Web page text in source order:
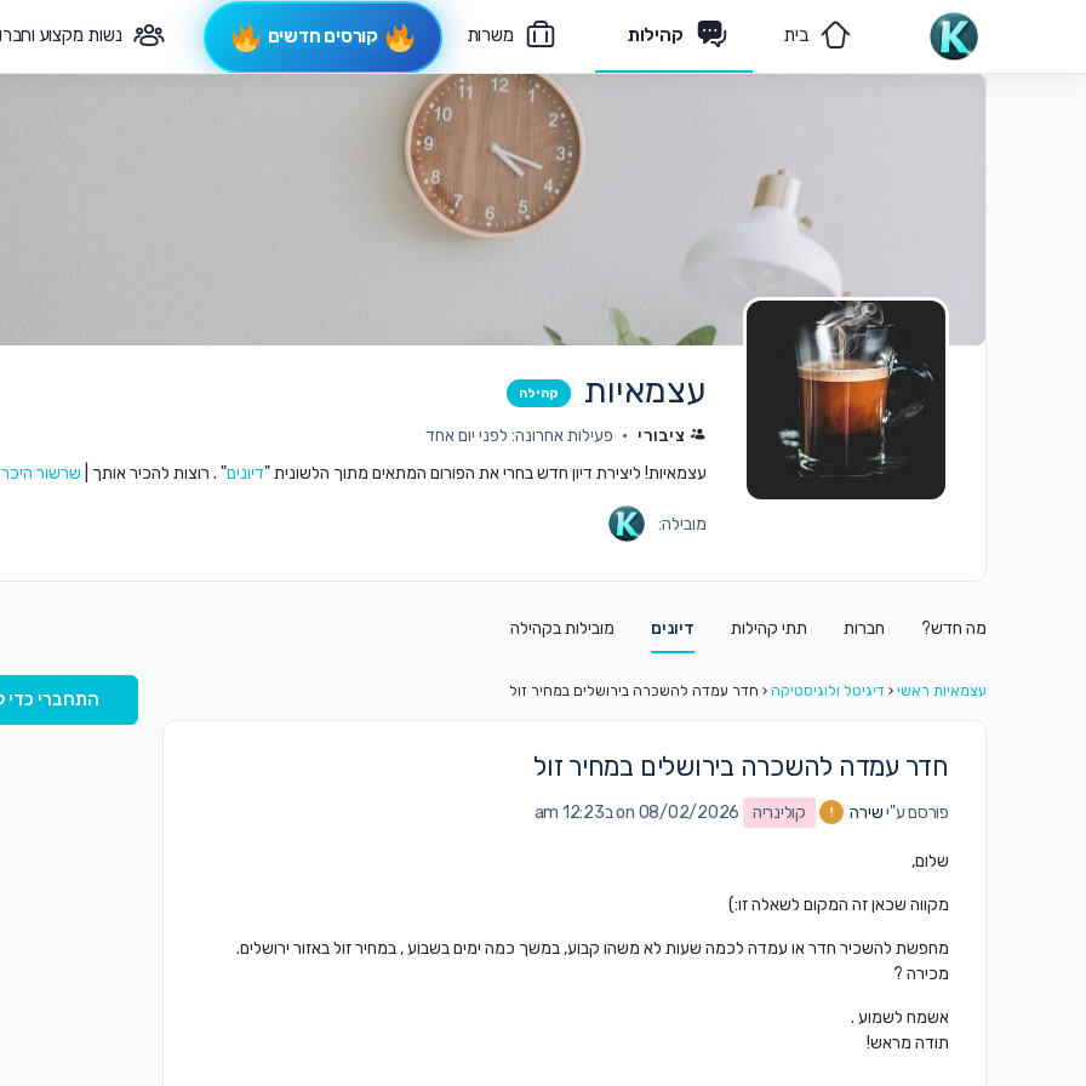
בית קהילות משרות קורסים חדשים נשות מקצוע
פיקוח תורני
עצמאיות קהילה
ציבורי
פעילות אחרונה: לפני יום אחד
עצמאיות! ליצירת דיון חדש בחרי את הפורום המתאים מתוך הלשונית "דיונים" . רוצות להכיר אותך | שרשור
מובילה:
מה חדש? חברות תתי קהילות דיונים מובילות בקהילה
עצמאיות ראשי ‹ דיגיטל ולוגיסטיקה ‹ חדר עמדה להשכרה בירושלים במחיר זול
חדר עמדה להשכרה בירושלים במחיר זול
פורסם ע"ישירה קולינריה on 08/02/2026 ב12:23 am
שלום,
מקווה שכאן זה המקום לשאלה זו:)
מחפשת להשכיר חדר או עמדה לכמה שעות לא משהו קבוע, במשך כמה ימים בשבוע , במחיר זול באזור ירושלים.
מכירה ?
אשמח לשמוע .
תודה מראש!
התחברי כדי